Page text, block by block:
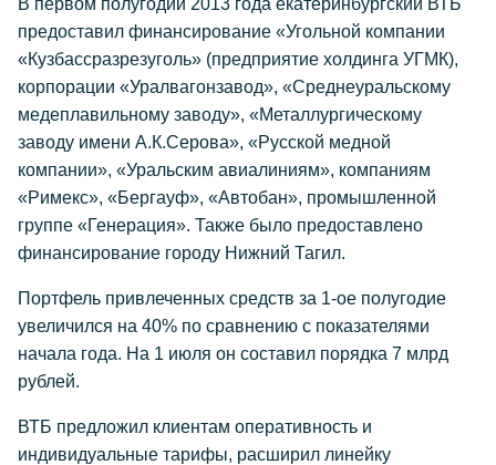
В первом полугодии 2013 года екатеринбургский ВТБ
предоставил финансирование «Угольной компании
«Кузбассразрезуголь» (предприятие холдинга УГМК),
корпорации «Уралвагонзавод», «Среднеуральскому
медеплавильному заводу», «Металлургическому
заводу имени А.К.Серова», «Русской медной
компании», «Уральским авиалиниям», компаниям
«Римекс», «Бергауф», «Автобан», промышленной
группе «Генерация». Также было предоставлено
финансирование городу Нижний Тагил.
Портфель привлеченных средств за 1-ое полугодие
увеличился на 40% по сравнению с показателями
начала года. На 1 июля он составил порядка 7 млрд
рублей.
ВТБ предложил клиентам оперативность и
индивидуальные тарифы, расширил линейку